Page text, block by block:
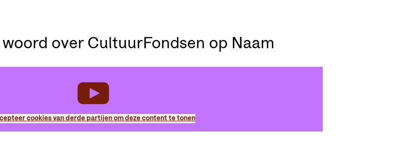
over CultuurFondsen op Naam
cookies van derde partijen om deze content te tonen